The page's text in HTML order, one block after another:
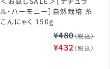
ル・ハーモニー］自然栽培 糸
こんにゃく 150g
¥480（税込）
¥432 （税込）